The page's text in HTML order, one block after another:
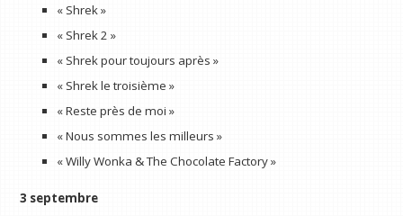
« Shrek »
« Shrek 2 »
« Shrek pour toujours après »
« Shrek le troisième »
« Reste près de moi »
« Nous sommes les milleurs »
« Willy Wonka & The Chocolate Factory »
3 septembre